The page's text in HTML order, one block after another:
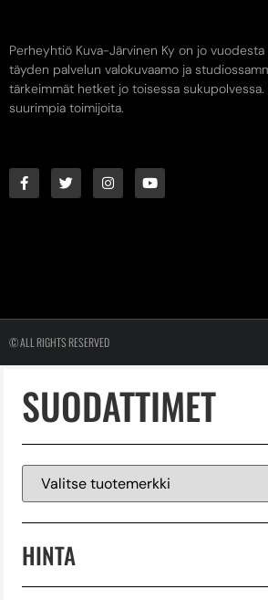
Perheyhtiö Kuva-Järvinen Ky on jo
täyden palvelun valokuvaamo ja
tärkeimmät hetket jo toisessa sukupolvessa.
suurimpia toimijoita.
© ALL RIGHTS RESERVED
SUODATTIMET
HINTA